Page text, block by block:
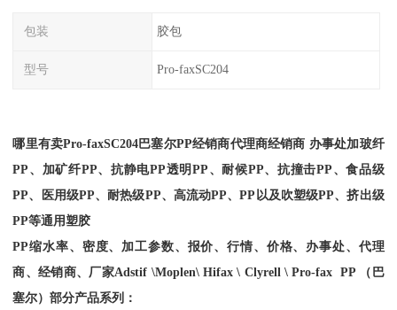
包装 胶包
型号 Pro-faxSC204
哪里有卖Pro-faxSC204 巴塞尔PP经销商代理商经销商 办事处加玻纤
PP、加矿纤PP、抗静电PP透明PP、耐候PP、抗撞击PP、食品级
PP、医用级PP、耐热级PP、高流动PP、PP以及吹塑级PP、挤出级
PP等通用塑胶
PP缩水率、密度、加工参数、报价、行情、价格、办事处、代理
商、经销商、厂家Adstif \Moplen\ Hifax \ Clyrell \ Pro-fax PP （巴
塞尔）部分产品系列：